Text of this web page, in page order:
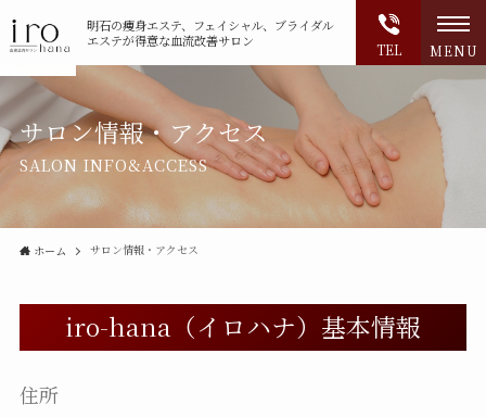
明石の痩身エステ、フェイシャル、ブライダル
エステが得意な血流改善サロン
TEL MENU
サロン情報・アクセス
SALON INFO&ACCESS
ホーム サロン情報・アクセス
iro-hana（イロハナ）基本情報
住所